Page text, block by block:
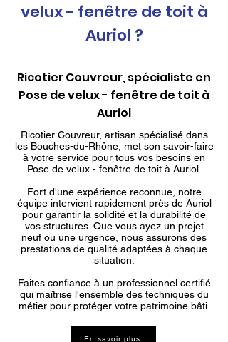
velux - fenêtre de toit à
Auriol ?
Ricotier Couvreur, spécialiste en
Pose de velux - fenêtre de toit à
Auriol
Ricotier Couvreur, artisan spécialisé dans
les Bouches-du-Rhône, met son savoir-faire
à votre service pour tous vos besoins en
Pose de velux - fenêtre de toit à Auriol.
Fort d'une expérience reconnue, notre
équipe intervient rapidement près de Auriol
pour garantir la solidité et la durabilité de
vos structures. Que vous ayez un projet
neuf ou une urgence, nous assurons des
prestations de qualité adaptées à chaque
situation.
Faites confiance à un professionnel certifié
qui maîtrise l'ensemble des techniques du
métier pour protéger votre patrimoine bâti.
En savoir plus